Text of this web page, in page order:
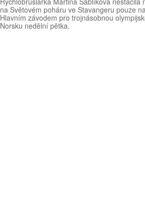
na Světovém poháru ve Stavangeru pouze
Hlavním závodem pro trojnásobnou
Norsku nedělní pětka.